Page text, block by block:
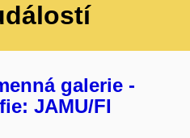
galerie -
JAMU/FI